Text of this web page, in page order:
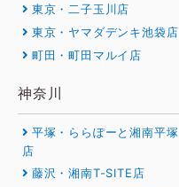
東京・二子玉川店
東京・ヤマダデンキ池袋店
町田・町田マルイ店
神奈川
平塚・ららぽーと湘南平塚
店
藤沢・湘南T-SITE店